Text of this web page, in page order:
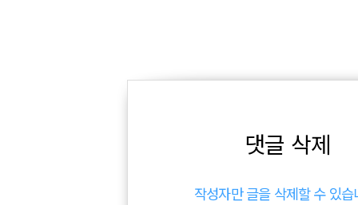
댓글 삭제
작성자만 글을 삭제할 수 있습